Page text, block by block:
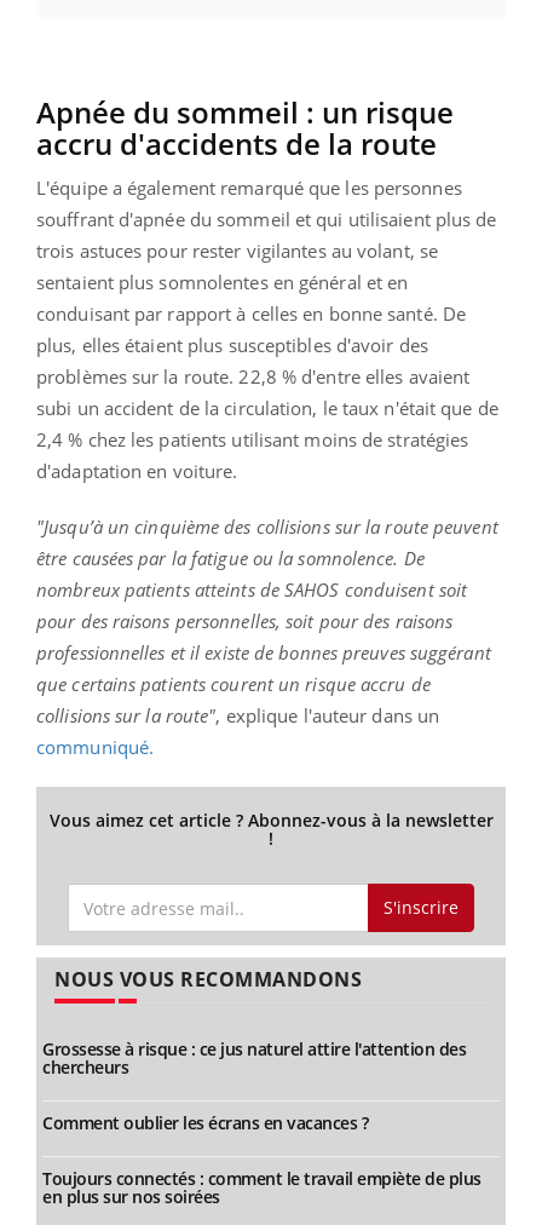
Apnée du sommeil : un risque
accru d'accidents de la route
L'équipe a également remarqué que les personnes
souffrant d'apnée du sommeil et qui utilisaient plus de
trois astuces pour rester vigilantes au volant, se
sentaient plus somnolentes en général et en
conduisant par rapport à celles en bonne santé. De
plus, elles étaient plus susceptibles d'avoir des
problèmes sur la route. 22,8 % d'entre elles avaient
subi un accident de la circulation, le taux n'était que de
2,4 % chez les patients utilisant moins de stratégies
d'adaptation en voiture.
"Jusqu’à uncinquième des collisions sur la route peuvent
être causées par la fatigue ou la somnolence. De
nombreux patients atteints deSAHOS conduisent soit
pour des raisons personnelles, soit pour des raisons
professionnelles et il existe de bonnes preuves suggérant
que certains patients courent un risque accru de
collisions sur la route", explique l'auteur dans un
communiqué.
Vous aimez cet article ? Abonnez-vous à la newsletter
!
S'inscrire
NOUS VOUS RECOMMANDONS
Grossesse à risque : ce jus naturel attire l'attention des
chercheurs
Comment oublier les écrans en vacances ?
Toujours connectés : comment le travail empiète de plus
en plus sur nos soirées